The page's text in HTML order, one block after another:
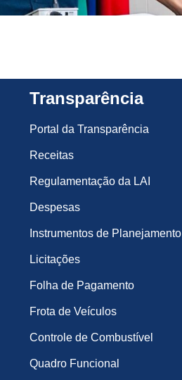
Transparência
Portal da Transparência
Receitas
Regulamentação da LAI
Despesas
Instrumentos de Planejamento
Licitações
Folha de Pagamento
Frota de Veículos
Controle de Combustível
Quadro Funcional